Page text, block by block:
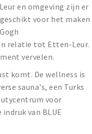
en omgeving zijn er
voor het maken
relatie tot Etten-Leur.
vervelen.
komt. De wellness is
sauna's, een Turks
voor
van BLUE